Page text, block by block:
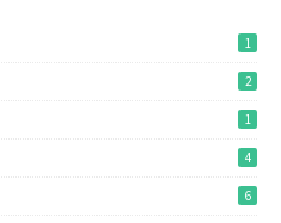
1
2
1
4
6